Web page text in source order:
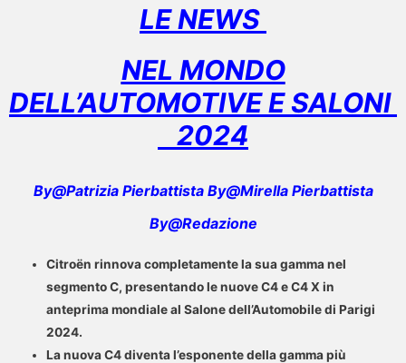
LE NEWS
NEL MONDO
DELL’AUTOMOTIVE E SALONI
2024
By@Patrizia Pierbattista By@Mirella Pierbattista
By@Redazione
Citroën rinnova completamente la sua gamma nel
segmento C, presentando le nuove C4 e C4 X in
anteprima mondiale al Salone dell’Automobile di Parigi
2024.
La nuova C4 diventa l’esponente della gamma più